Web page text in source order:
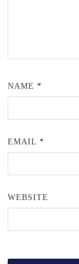
NAME*
EMAIL*
WEBSITE